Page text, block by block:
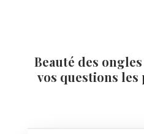
Beauté des
vos questions